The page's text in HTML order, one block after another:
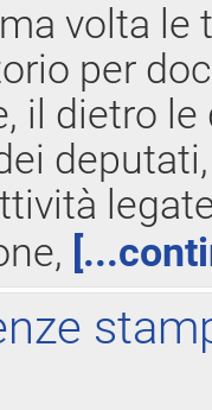
volta le
per
il dietro